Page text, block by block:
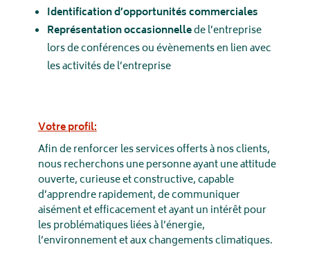
Identification d’opportunités commerciales
Représentation occasionnellede l’entreprise
lors de conférences ou évènements en lien avec
les activités de l’entreprise
Votre profil:
Afin de renforcer les services offerts à nos clients,
nous recherchons une personne ayant une attitude
ouverte, curieuse et constructive, capable
d’apprendre rapidement, de communiquer
aisément et efficacement et ayant un intérêt pour
les problématiques liées à l’énergie,
l’environnement et aux changements climatiques.